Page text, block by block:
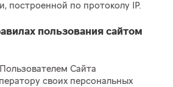
построенной по протоколу IP.
пользования сайтом
Сайта
своих персональных